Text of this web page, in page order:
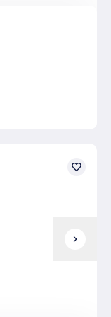
chevron_right
favorite_border